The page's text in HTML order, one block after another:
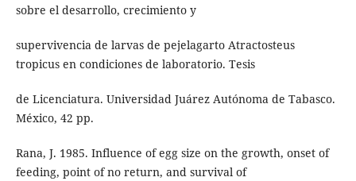
sobre el desarrollo, crecimiento y
supervivencia de larvas de pejelagarto Atractosteus
tropicus en condiciones de laboratorio. Tesis
de Licenciatura. Universidad Juárez Autónoma de Tabasco.
México, 42 pp.
Rana, J. 1985. Influence of egg size on the growth, onset of
feeding, point of no return, and survival of